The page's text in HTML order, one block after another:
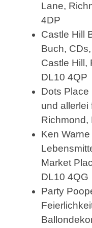
Lane,
4DP
Castle Hill
Buch,
Castle Hill,
DL10 4QP
Dots Place
und allerlei
Richmond,
Ken
Market
DL10 4QG
Party